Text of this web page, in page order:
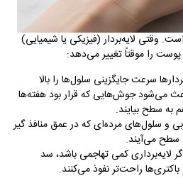
وقتی لایه‌بردار (فیزیکی یا شیمیایی)
را موقتاً تغییر می‌دهد:
سرعت جایگزینی سلول‌ها را بالا
می‌شود جوش‌هایی که قرار بود هفته‌ها
به سطح بیایند.
و سلول‌های مرده‌ای که در عمق منافذ گیر
سطح می‌آیند.
لایه‌برداری کمی تهاجمی باشد، سد
راحت‌تر نفوذ می‌کنند.